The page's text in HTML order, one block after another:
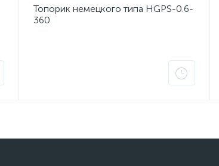
Топорик немецкого типа HGPS-0.6-
360